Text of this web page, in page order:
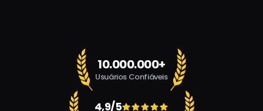
10.000.000+
Usuários Confiáveis
4,9/5